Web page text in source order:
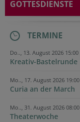
GOTTESDIENSTE
TERMINE
Do.., 13. August 2026 15:00
Kreativ-Bastelrunde
Mo.., 17. August 2026 19:00
Curia an der March
Mo.., 31. August 2026 08:00
Theaterwoche